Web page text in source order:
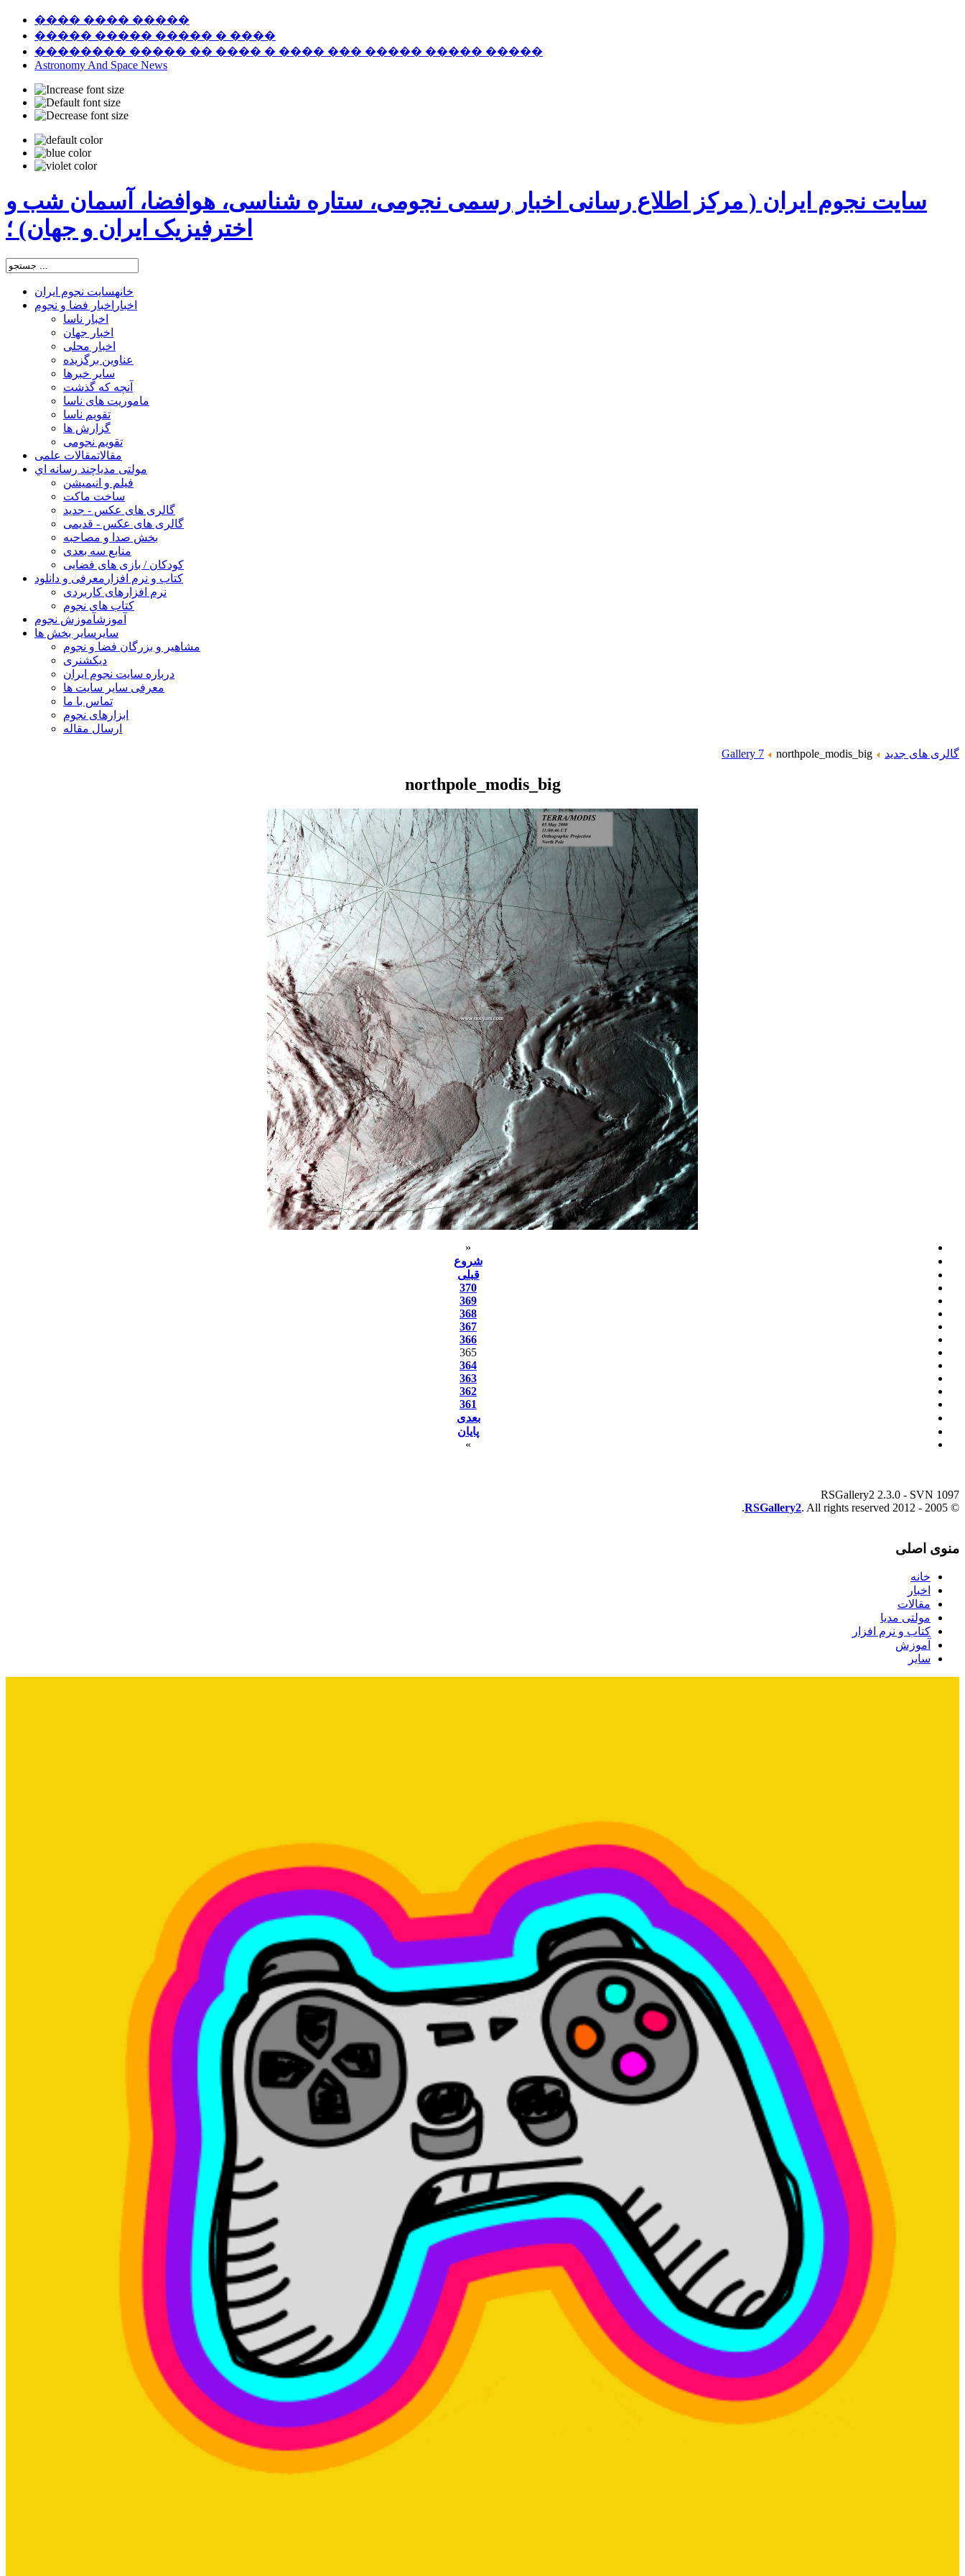
���� ���� �����
����� ����� ����� � ����
�������� ����� �� ���� � ���� ��� ����� ����� �����
Astronomy And Space News
سایت نجوم ایران ( مرکز اطلاع رسانی اخبار رسمی نجومی، ستاره شناسی، هوافضا، آسمان شب و
اخترفیزیک ایران و جهان) ؛
خانهسایت نجوم ایران
اخبار اخبار فضا و نجوم
اخبار ناسا
اخبار جهان
اخبار محلی
عناوین برگزیده
سایر خبرها
آنچه که گذشت
ماموریت های ناسا
تقویم ناسا
گزارش ها
تقویم نجومی
مقالاتمقالات علمی
مولتی مدیاچند رسانه اي
فیلم و انیمیشن
ساخت ماکت
گالری های عکس - جدید
گالری های عکس - قدیمی
بخش صدا و مصاحبه
منابع سه بعدی
کودکان / بازی های فضایی
کتاب و نرم افزار معرفی و دانلود
نرم افزارهای کاربردی
کتاب های نجوم
آموزشآموزش نجوم
سایر سایر بخش ها
مشاهیر و بزرگان فضا و نجوم
دیکشنری
درباره سایت نجوم ایران
معرفی سایر سایت ها
تماس با ما
ابزارهای نجوم
ارسال مقاله
گالری های جدید Gallery 7 northpole_modis_big
northpole_modis_big
«
شروع
قبلی
370
369
368
367
366
365
364
363
362
361
بعدی
پایان
»
RSGallery2 2.3.0 - SVN 1097
© 2005 - 2012
RSGallery2. All rights reserved.
منوی اصلی
خانه
اخبار
مقالات
مولتی مدیا
کتاب و نرم افزار
آموزش
سایر